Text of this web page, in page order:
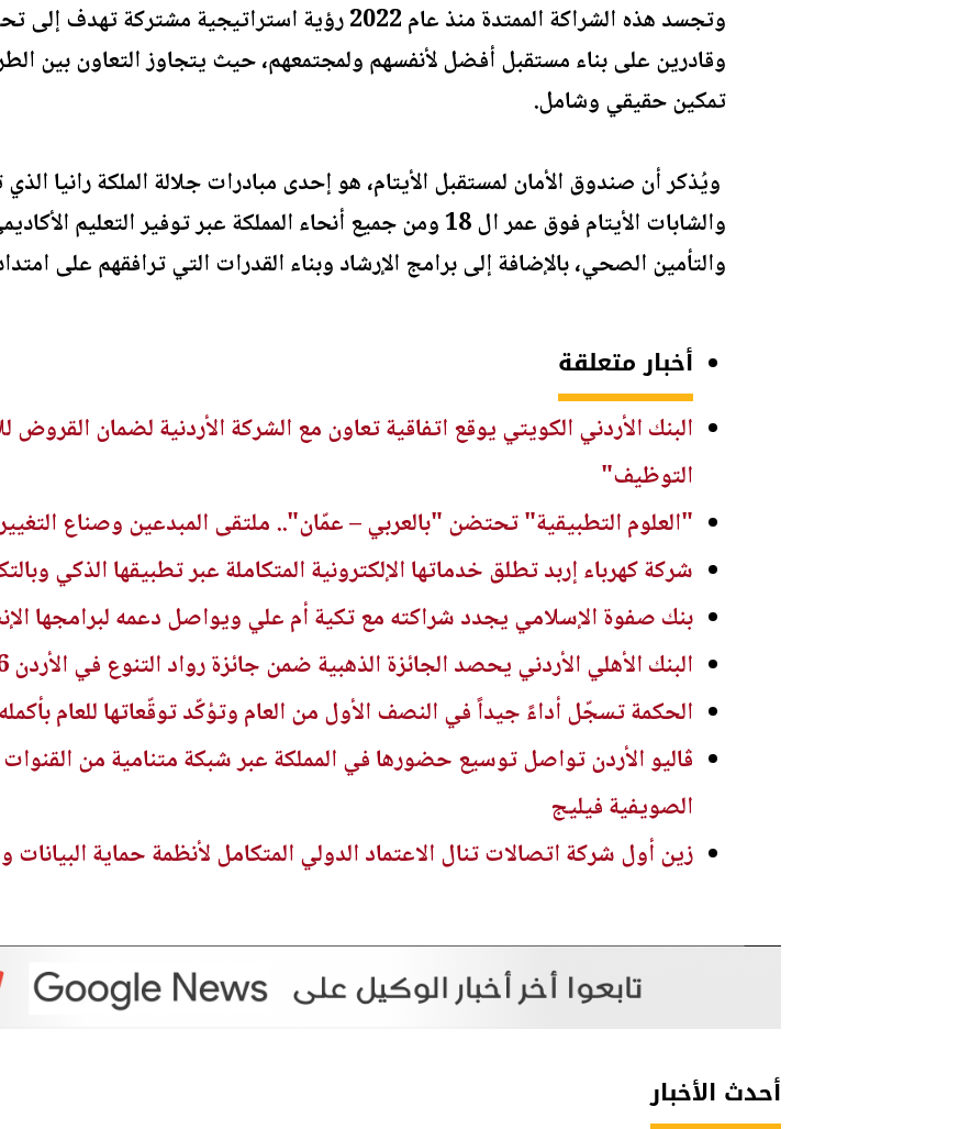
وتجسد هذه الشراكة الممتدة منذ عام 2022 رؤية
وقادرين على بناء مستقبل أفضل لأنفسهم ولمجتمعهم، حيث يتجاوز التعاون بين
تمكين حقيقي وشامل.
والشابات الأيتام فوق عمر ال 18 ومن جميع أنحاء المملكة عبر
والتأمين الصحي، بالإضافة إلى برامج الإرشاد وبناء القدرات التي ترافقهم على
أخبار متعلقة
البنك الأردني الكويتي يوقع اتفاقية تعاون مع الشركة الأردنية لضمان
التوظيف"
"العلوم التطبيقية" تحتضن "بالعربي – عمّان".. ملتقى المبدعين وصناع
شركة كهرباء إربد تطلق خدماتها الإلكترونية المتكاملة عبر تطبيقها الذكي
بنك صفوة الإسلامي يجدد شراكته مع تكية أم علي ويواصل دعمه لبرامجها
البنك الأهلي الأردني يحصد الجائزة الذهبية ضمن جائزة رواد التنوع في الأردن 2026
الحكمة تسجّل أداءً جيداً في النصف الأول من العام وتؤكّد توقّعاتها للعام بأكمله
ڤاليو الأردن تواصل توسيع حضورها في المملكة عبر شبكة متنامية من
الصويفية فيليج
زين أول شركة اتصالات تنال الاعتماد الدولي المتكامل لأنظمة حماية البيانات
أحدث الأخبار